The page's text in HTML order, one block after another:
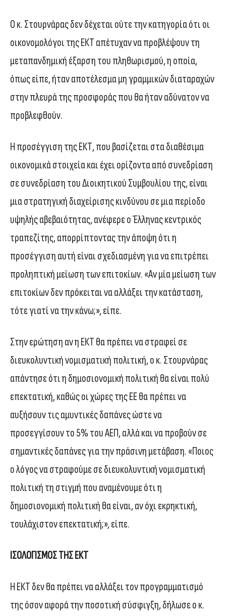
Ο κ. Στουρνάρας δεν δέχεται ούτε την κατηγορία ότι οι
οικονομολόγοι της ΕΚΤ απέτυχαν να προβλέψουν τη
μεταπανδημική έξαρση του πληθωρισμού, η οποία,
όπως είπε, ήταν αποτέλεσμα μη γραμμικών διαταραχών
στην πλευρά της προσφοράς που θα ήταν αδύνατον να
προβλεφθούν.
Η προσέγγιση της ΕΚΤ, που βασίζεται στα διαθέσιμα
οικονομικά στοιχεία και έχει ορίζοντα από συνεδρίαση
σε συνεδρίαση του Διοικητικού Συμβουλίου της, είναι
μια στρατηγική διαχείρισης κινδύνου σε μια περίοδο
υψηλής αβεβαιότητας, ανέφερε ο Έλληνας κεντρικός
τραπεζίτης, απορρίπτοντας την άποψη ότι η
προσέγγιση αυτή είναι σχεδιασμένη για να επιτρέπει
προληπτική μείωση των επιτοκίων. «Αν μία μείωση των
επιτοκίων δεν πρόκειται να αλλάξει την κατάσταση,
τότε γιατί να την κάνω;», είπε.
Στην ερώτηση αν η ΕΚΤ θα πρέπει να στραφεί σε
διευκολυντική νομισματική πολιτική, ο κ. Στουρνάρας
απάντησε ότι η δημοσιονομική πολιτική θα είναι πολύ
επεκτατική, καθώς οι χώρες της ΕΕ θα πρέπει να
αυξήσουν τις αμυντικές δαπάνες ώστε να
προσεγγίσουν το 5% του ΑΕΠ, αλλά και να προβούν σε
σημαντικές δαπάνες για την πράσινη μετάβαση. «Ποιος
ο λόγος να στραφούμε σε διευκολυντική νομισματική
πολιτική τη στιγμή που αναμένουμε ότι η
δημοσιονομική πολιτική θα είναι, αν όχι εκρηκτική,
τουλάχιστον επεκτατική;», είπε.
ΙΣΟΛΟΓΙΣΜΟΣ ΤΗΣ ΕΚΤ
Η ΕΚΤ δεν θα πρέπει να αλλάξει τον προγραμματισμό
της όσον αφορά την ποσοτική σύσφιγξη, δήλωσε ο κ.